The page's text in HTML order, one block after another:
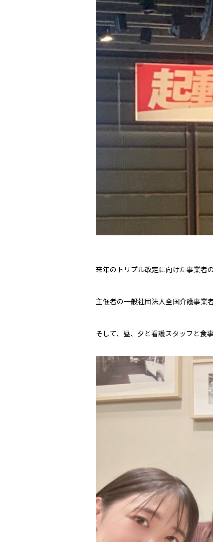
来年のトリプル改定に向けた事業者
主催者の一般社団法人全国介護事業
そして、昼、夕と看護スタッフと食